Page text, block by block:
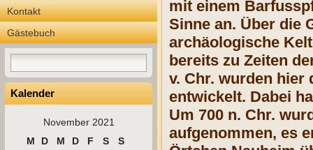
Kontakt
Gästebuch
Kalender
November 2021
M
D M D F S
S
mit einem
Sinne an. Über die
archäologische
bereits zu Zeiten
v. Chr. wurden hier
entwickelt. Dabei
Um 700 n. Chr.
aufgenommen, es